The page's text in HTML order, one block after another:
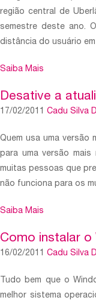
região central de
semestre deste ano.
distância do usuário
Saiba Mais
Desative a
17/02/2011 Cadu Silva
Quem usa uma versão
para uma versão
muitas pessoas que
não funciona para os
Saiba Mais
Como instalar o
16/02/2011 Cadu Silva
Tudo bem que o
melhor sistema